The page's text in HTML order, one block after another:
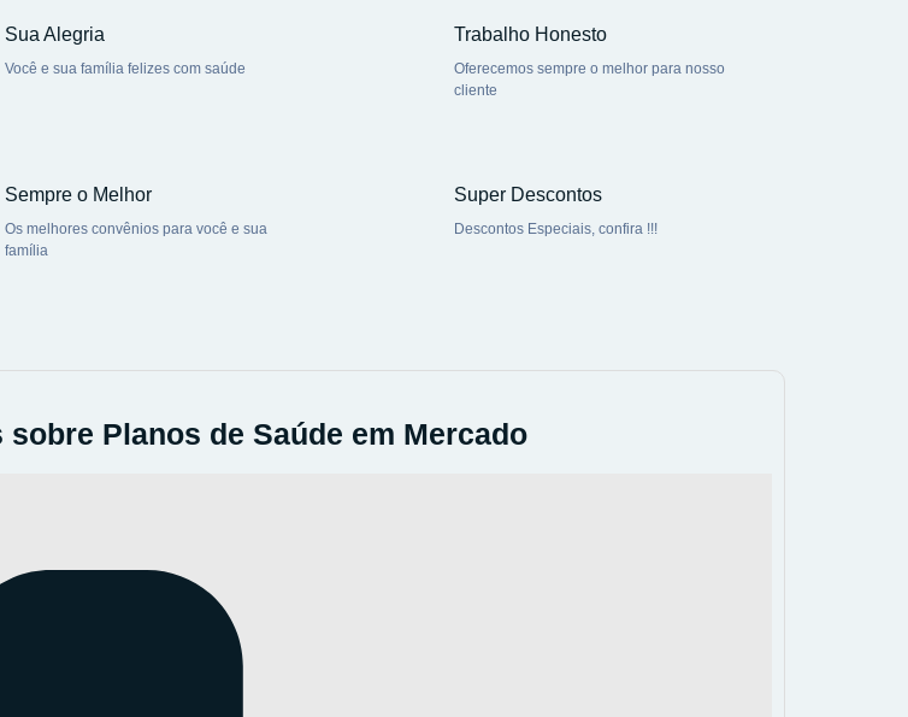
Sua Alegria
Você e sua família felizes com saúde
Trabalho Honesto
Oferecemos sempre o melhor para nosso
cliente
Sempre o Melhor
Os melhores convênios para você e sua
família
Super Descontos
Descontos Especiais, confira !!!
Planos de Saúde em Mercado